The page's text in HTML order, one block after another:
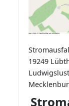
19249